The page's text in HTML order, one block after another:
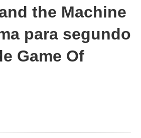
the Machine
para segundo
Game Of